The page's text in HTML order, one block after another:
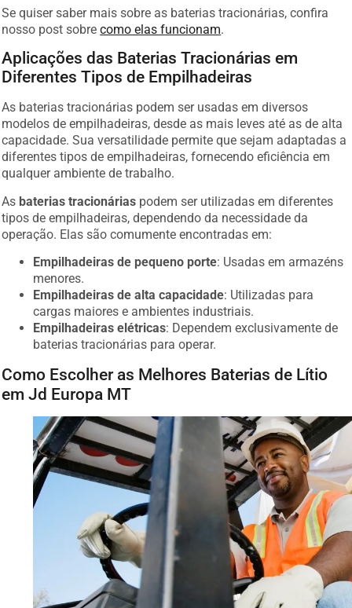
Se quiser saber mais sobre as baterias tracionárias, confira
nosso post sobrecomo elas funcionam.
Aplicações das Baterias Tracionárias em
Diferentes Tipos de Empilhadeiras
As baterias tracionárias podem ser usadas em diversos
modelos de empilhadeiras, desde as mais leves até as de alta
capacidade. Sua versatilidade permite que sejam adaptadas a
diferentes tipos de empilhadeiras, fornecendo eficiência em
qualquer ambiente de trabalho.
As baterias tracionárias
podem ser utilizadas em diferentes
tipos de empilhadeiras, dependendo da necessidade da
operação. Elas são comumente encontradas em:
Empilhadeiras de pequeno porte
: Usadas em armazéns
menores.
Empilhadeiras de alta capacidade
: Utilizadas para
cargas maiores e ambientes industriais.
Empilhadeiras elétricas: Dependem exclusivamente de
baterias tracionárias para operar.
Como Escolher as Melhores Baterias de Lítio
em Jd Europa MT